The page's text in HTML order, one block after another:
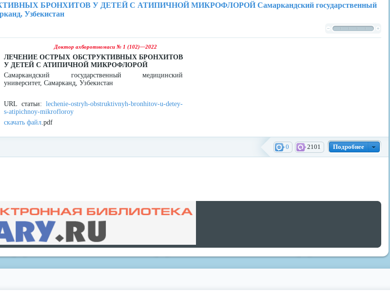
БРОНХИТОВ У ДЕТЕЙ С АТИПИЧНОЙ МИКРОФЛОРОЙ Самаркандский государственный
Узбекистан
Доктор ахборотномаси № 1 (102)—2022
ЛЕЧЕНИЕ ОСТРЫХ ОБСТРУКТИВНЫХ БРОНХИТОВ
У ДЕТЕЙ С АТИПИЧНОЙ МИКРОФЛОРОЙ
Самаркандский государственный медицинский
университет, Самарканд, Узбекистан
URL статьи: lechenie-ostryh-obstruktivnyh-bronhitov-u-detey-
s-atipichnoy-mikrofloroy
скачать файл .pdf
Подробнее
2101
0